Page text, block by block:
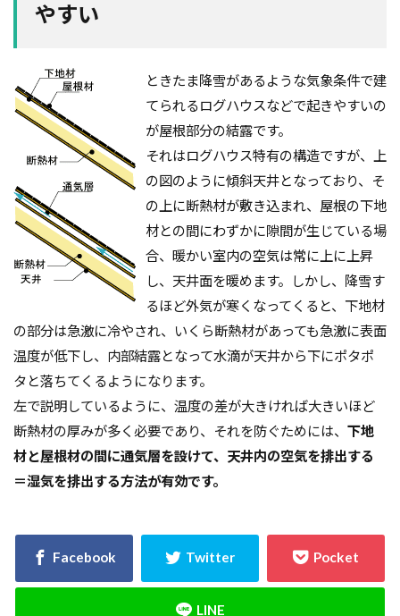
やすい
ときたま降雪があるような気象条件で建
てられるログハウスなどで起きやすいの
が屋根部分の結露です。
それはログハウス特有の構造ですが、上
の図のように傾斜天井となっており、そ
の上に断熱材が敷き込まれ、屋根の下地
材との間にわずかに隙間が生じている場
合、暖かい室内の空気は常に上に上昇
し、天井面を暖めます。しかし、降雪す
るほど外気が寒くなってくると、下地材
の部分は急激に冷やされ、いくら断熱材があっても急激に表面
温度が低下し、内部結露となって水滴が天井から下にポタポ
タと落ちてくるようになります。
左で説明しているように、温度の差が大きければ大きいほど
断熱材の厚みが多く必要であり、それを防ぐためには、 下地
材と屋根材の間に通気層を設けて、天井内の空気を排出する
＝湿気を排出する方法が有効です。